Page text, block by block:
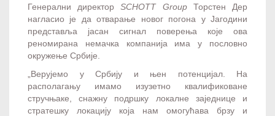
Генерални директорSCHOTT GroupТорстен Дер
нагласио је да отварање новог погона у Јагодини
представља јасан сигнал поверења које ова
реномирана немачка компанија има у пословно
окружење Србије.
„Верујемо у Србију и њен потенцијал. На
располагању имамо изузетно квалификоване
стручњаке, снажну подршку локалне заједнице и
стратешку локацију која нам омогућава брзу и